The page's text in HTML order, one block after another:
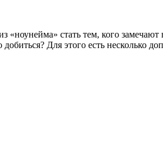
стать тем, кого замечают
Для этого есть несколько